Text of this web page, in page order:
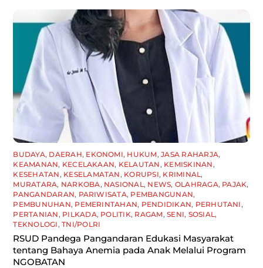
BUDAYA, DAERAH, EKONOMI, HUKUM,JASA RAHARJA,
KEAMANAN, KECELAKAAN, KELAUTAN , KEMISKINAN ,
KESEHATAN , KESELAMATAN , KORUPSI, KRIMINAL ,
MURATARA, NARKOBA, NASIONAL , NEWS, OLAHRAGA, PAJAK,
PANGANDARAN, PARIWISATA, PEMBANGUNAN,
PEMBUNUHAN, PEMERINTAHAN, PENDIDIKAN, PERHUTANI ,
PERTANIAN , PILKADA, POLITIK, RAGAM,SENI, SOSIAL ,
TEKNOLOGI ,TNI/POLRI
RSUD Pandega Pangandaran Edukasi Masyarakat
tentang Bahaya Anemia pada Anak Melalui Program
NGOBATAN